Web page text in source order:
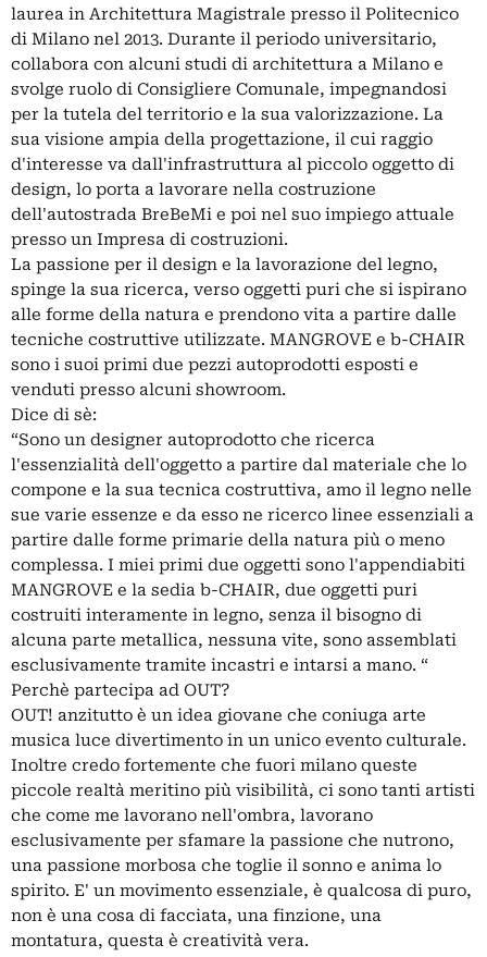
laurea in Architettura Magistrale presso il Politecnico
di Milano nel 2013. Durante il periodo universitario,
collabora con alcuni studi di architettura a Milano e
svolge ruolo di Consigliere Comunale, impegnandosi
per la tutela del territorio e la sua valorizzazione. La
sua visione ampia della progettazione, il cui raggio
d'interesse va dall'infrastruttura al piccolo oggetto di
design, lo porta a lavorare nella costruzione
dell'autostrada BreBeMi e poi nel suo impiego attuale
presso un Impresa di costruzioni.
La passione per il design e la lavorazione del legno,
spinge la sua ricerca, verso oggetti puri che si ispirano
alle forme della natura e prendono vita a partire dalle
tecniche costruttive utilizzate. MANGROVE e b-CHAIR
sono i suoi primi due pezzi autoprodotti esposti e
venduti presso alcuni showroom.
Dice di sè:
“Sono un designer autoprodotto che ricerca
l'essenzialità dell'oggetto a partire dal materiale che lo
compone e la sua tecnica costruttiva, amo il legno nelle
sue varie essenze e da esso ne ricerco linee essenziali a
partire dalle forme primarie della natura più o meno
complessa. I miei primi due oggetti sono l'appendiabiti
MANGROVE e la sedia b-CHAIR, due oggetti puri
costruiti interamente in legno, senza il bisogno di
alcuna parte metallica, nessuna vite, sono assemblati
esclusivamente tramite incastri e intarsi a mano. “
Perchè partecipa ad OUT?
OUT! anzitutto è un idea giovane che coniuga arte
musica luce divertimento in un unico evento culturale.
Inoltre credo fortemente che fuori milano queste
piccole realtà meritino più visibilità, ci sono tanti artisti
che come me lavorano nell'ombra, lavorano
esclusivamente per sfamare la passione che nutrono,
una passione morbosa che toglie il sonno e anima lo
spirito. E' un movimento essenziale, è qualcosa di puro,
non è una cosa di facciata, una finzione, una
montatura, questa è creatività vera.